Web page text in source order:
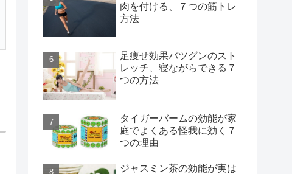
肉を付ける、７つの筋トレ
方法
足痩せ効果バツグンのスト
レッチ、寝ながらできる７
つの方法
タイガーバームの効能が家
庭でよくある怪我に効く７
つの理由
ジャスミン茶の効能が実は